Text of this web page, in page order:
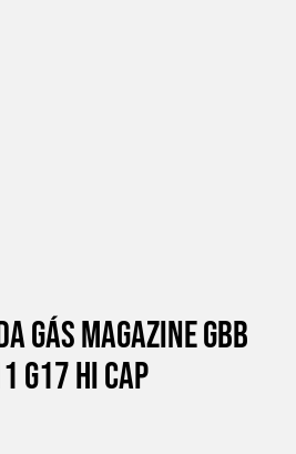
Gás Magazine Gbb
Hi Cap